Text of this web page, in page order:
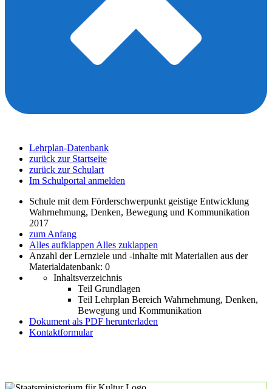
Lehrplan-Datenbank
zurück zur Startseite
zurück zur Schulart
Im Schulportal anmelden
Schule mit dem Förderschwerpunkt geistige Entwicklung
Wahrnehmung, Denken, Bewegung und Kommunikation
2017
zum Anfang
Alles aufklappen Alles zuklappen
Anzahl der Lernziele und -inhalte mit Materialien aus der
Materialdatenbank: 0
Inhaltsverzeichnis
Teil Grundlagen
Teil Lehrplan Bereich Wahrnehmung, Denken,
Bewegung und Kommunikation
Dokument als PDF herunterladen
Kontaktformular